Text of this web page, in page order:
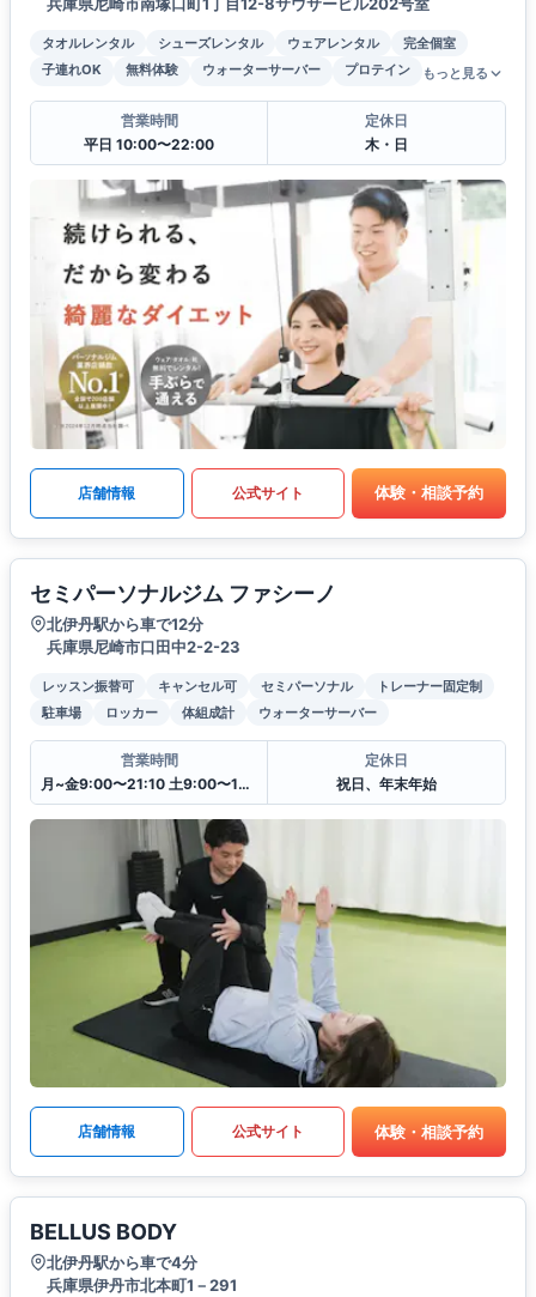
兵庫県尼崎市南塚口町1丁目12-8サウサービル202号室
タオルレンタル シューズレンタル ウェアレンタル
完全個室
子連れOK
無料体験 ウォーターサーバー プロテイン もっと見る
営業時間
平日 10:00〜22:00
定休日
木・日
店舗情報 公式サイト 体験・相談予約
セミパーソナルジム ファシーノ
北伊丹駅から車で12分
兵庫県尼崎市口田中2-2-23
レッスン振替可 キャンセル可 セミパーソナル
トレーナー固定制
駐車場
ロッカー 体組成計 ウォーターサーバー
営業時間
月~金9:00〜21:10 土9:00〜14:00 日9:00〜15:00
定休日
祝日、年末年始
店舗情報 公式サイト 体験・相談予約
BELLUS BODY
北伊丹駅から車で4分
兵庫県伊丹市北本町1－291